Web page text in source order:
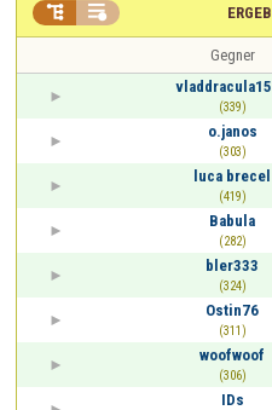
 
Gegner
(339)
o.janos
(303)
luca brecel
(419)
Babula
(282)
bler333
(324)
Ostin76
(311)
woofwoof
(306)
IDs